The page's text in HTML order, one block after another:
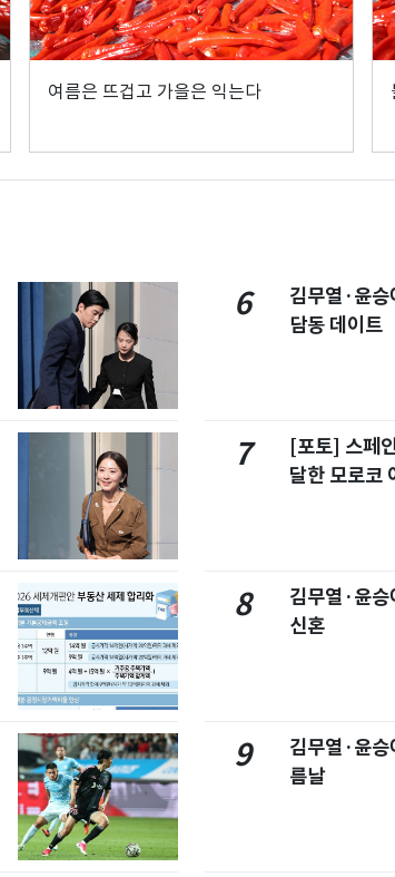
여름은 뜨겁고 가을은 익는다
6
김무열·윤
담동 데이트
7
[포토] 스페
달한 모로코
8
김무열·윤
신혼
9
김무열·윤승
름날